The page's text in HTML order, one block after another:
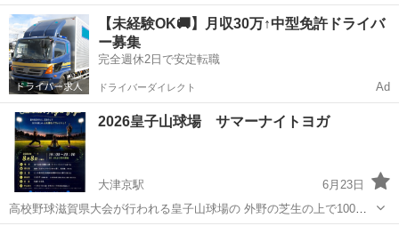
賀！ 8月15日、16日の2日間、交通事故撲滅を掲げながらライダーたち
がびわ湖を一周しながら道の駅等で交通安全啓発を行います。 道の駅
では素敵なノベ...
滋賀 長浜市 その他
【未経験OK🚚】月収30万↑中型免許ドライバ
ー募集
完全週休2日で安定転職
ドライバーダイレクト Ad
2026皇子山球場 サマーナイトヨガ
大津京駅
6月23日
高校野球滋賀県大会が行われる皇子山球場の 外野の芝生の上で100人